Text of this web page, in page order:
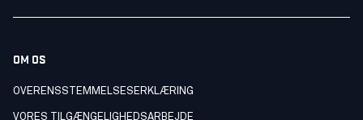
OM OS
OVERENSSTEMMELSESERKLÆRING
VORES TILGÆNGELIGHEDSARBEJDE